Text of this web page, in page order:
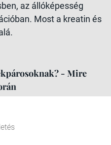
az állóképesség
Most a kreatin és
- Mire